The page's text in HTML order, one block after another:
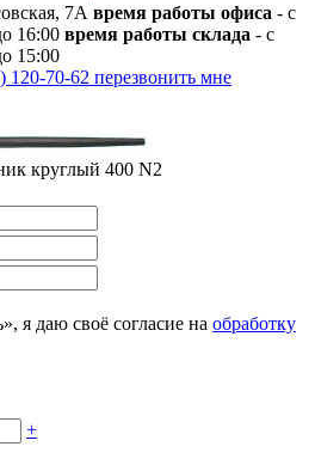
7А время работы офиса - с
16:00 время работы склада - с
15:00
120-70-62 перезвонить мне
круглый 400 N2
я даю своё согласие на обработку
+